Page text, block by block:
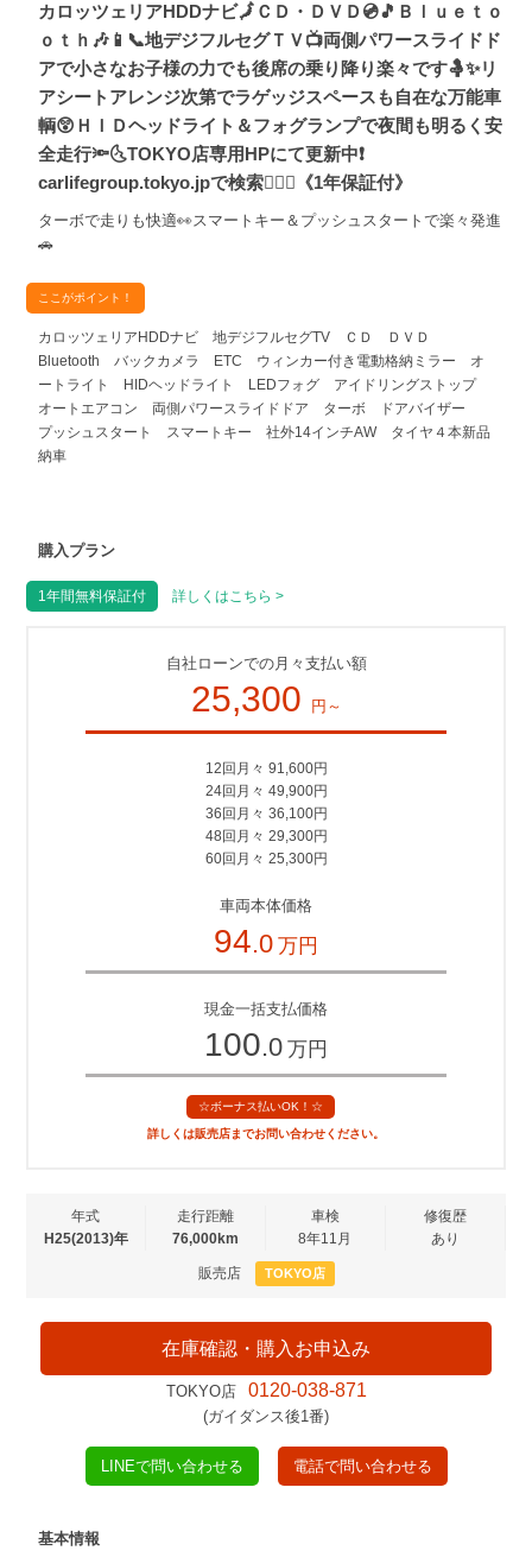
カロッツェリアHDDナビ🗾ＣＤ・ＤＶＤ💿🎵Ｂｌｕｅｔｏ
ｏｔｈ🎶📱📞地デジフルセグＴＶ📺両側パワースライドド
アで小さなお子様の力でも後席の乗り降り楽々です🤱✨リ
アシートアレンジ次第でラゲッジスペースも自在な万能車
輌😲ＨＩＤヘッドライト＆フォグランプで夜間も明るく安
全走行🔦🌜TOKYO店専用HPにて更新中❗
carlifegroup.tokyo.jpで検索🕵️‍♂️🌛《1年保証付》
ターボで走りも快適👀スマートキー＆プッシュスタートで楽々発進
🚗
ここがポイント！
カロッツェリアHDDナビ 地デジフルセグTV ＣＤ ＤＶＤ
Bluetooth バックカメラ ETC ウィンカー付き電動格納ミラー オ
ートライト HIDヘッドライト LEDフォグ アイドリングストップ
オートエアコン 両側パワースライドドア ターボ ドアバイザー
プッシュスタート スマートキー 社外14インチAW タイヤ４本新品
納車
購入プラン
1年間無料保証付 詳しくはこちら >
自社ローンでの月々支払い額
25,300 円～
12回月々 91,600円
24回月々 49,900円
36回月々 36,100円
48回月々 29,300円
60回月々 25,300円
車両本体価格
94.0 万円
現金一括支払価格
100.0 万円
☆ボーナス払いOK！☆
詳しくは販売店までお問い合わせください。
年式
H25(2013)年
走行距離
76,000km
車検
8年11月
修復歴
あり
販売店 TOKYO店
在庫確認・購入お申込み
TOKYO店 0120-038-871
(ガイダンス後1番)
LINEで問い合わせる 電話で問い合わせる
基本情報